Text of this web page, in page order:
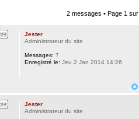
2 messages • Page 1 sur
Jester
Administrateur du site
Messages: 7
Enregistré le: Jeu 2 Jan 2014 14:26
Jester
Administrateur du site